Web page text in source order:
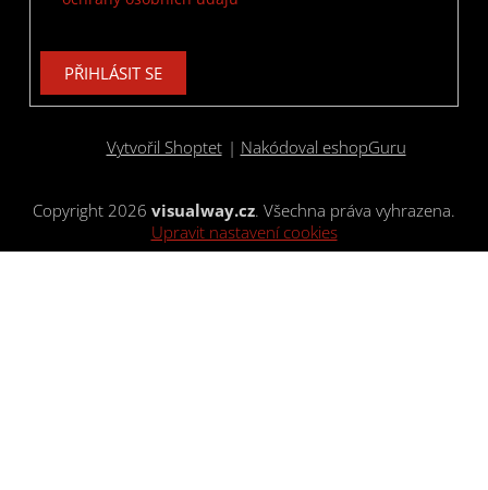
PŘIHLÁSIT SE
Vytvořil Shoptet | Nakódoval eshopGuru
Copyright 2026 visualway.cz. Všechna práva vyhrazena.
Upravit nastavení cookies